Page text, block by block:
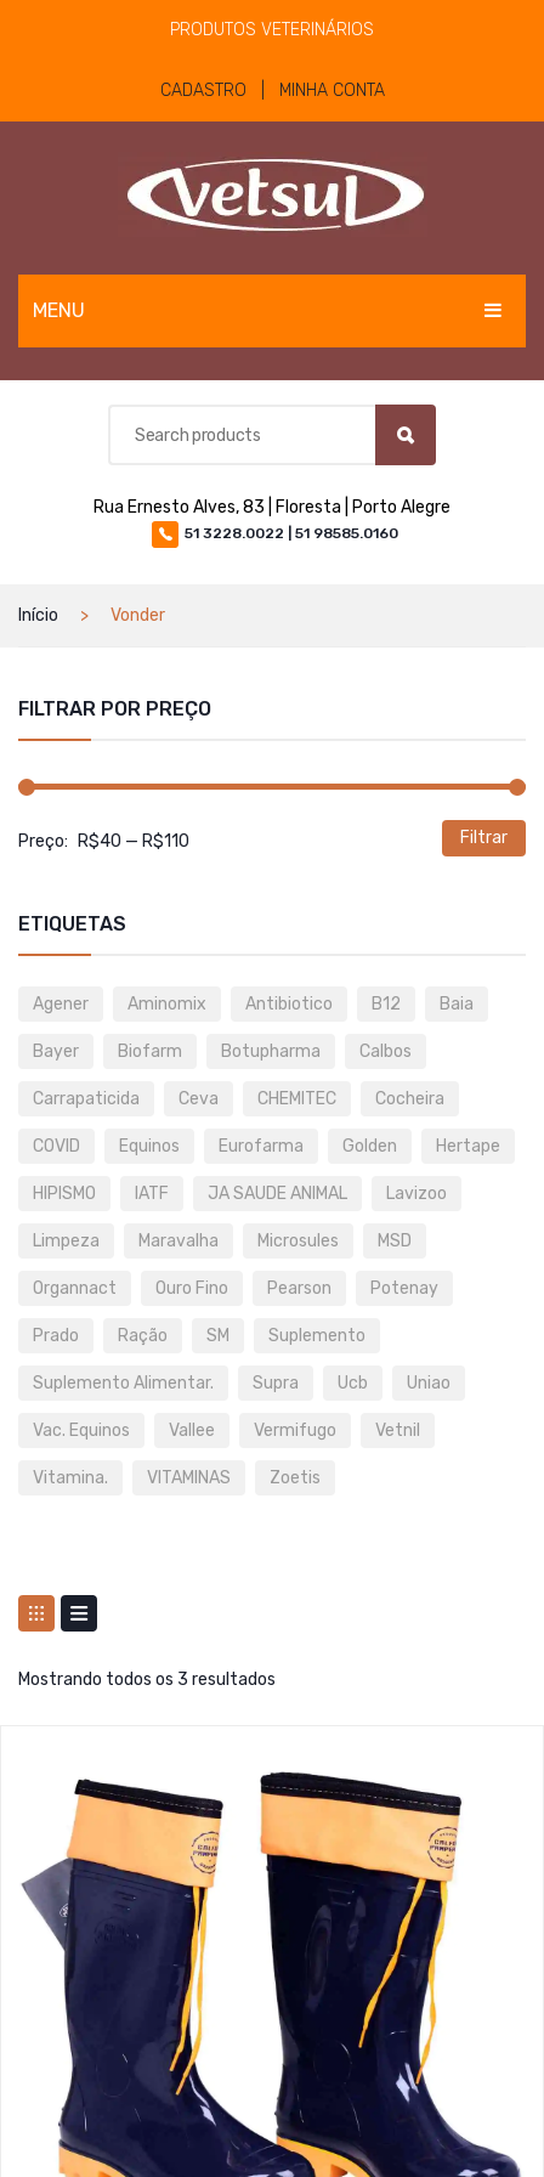
PRODUTOS VETERINÁRIOS
CADASTRO | MINHA CONTA
MENU
EQUINOS
BOVINOS E OVINOS
MATERIAIS E EQUIPAMENTOS
Rua Ernesto Alves, 83 | Floresta | Porto Alegre
51 3228.0022 | 51 98585.0160
Início Vonder
FILTRAR POR PREÇO
Filtrar
Preço: R$40 — R$110
ETIQUETAS
Agener Aminomix Antibiotico B12 Baia
Bayer Biofarm Botupharma Calbos
Carrapaticida Ceva CHEMITEC Cocheira
COVID Equinos Eurofarma Golden Hertape
HIPISMO IATF JA SAUDE ANIMAL Lavizoo
Limpeza Maravalha Microsules MSD
Organnact Ouro Fino Pearson Potenay
Prado Ração SM Suplemento
Suplemento Alimentar. Supra Ucb Uniao
Vac. Equinos Vallee Vermifugo Vetnil
Vitamina. VITAMINAS Zoetis
Mostrando todos os 3 resultados